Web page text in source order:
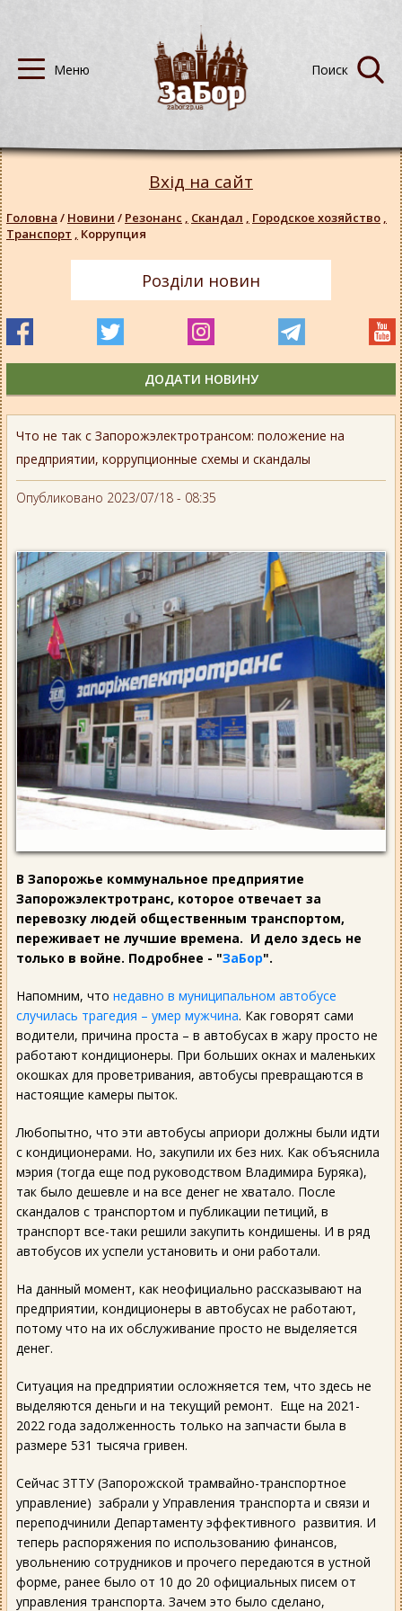
Что не так с Запорожэлектротрансом: положение на
предприятии, коррупционные схемы и скандалы
Опубликовано 2023/07/18 - 08:35
В Запорожье коммунальное предприятие
Запорожэлектротранс, которое отвечает за
перевозку людей общественным транспортом,
переживает не лучшие времена. И дело здесь не
только в войне. Подробнее - "ЗаБор".
Напомним, что недавно в муниципальном автобусе
случилась трагедия – умер мужчина. Как говорят сами
водители, причина проста – в автобусах в жару просто не
работают кондиционеры. При больших окнах и маленьких
окошках для проветривания, автобусы превращаются в
настоящие камеры пыток.
Любопытно, что эти автобусы априори должны были идти
с кондиционерами. Но, закупили их без них. Как объяснила
мэрия (тогда еще под руководством Владимира Буряка),
так было дешевле и на все денег не хватало. После
скандалов с транспортом и публикации петиций, в
транспорт все-таки решили закупить кондишены. И в ряд
автобусов их успели установить и они работали.
На данный момент, как неофициально рассказывают на
предприятии, кондиционеры в автобусах не работают,
потому что на их обслуживание просто не выделяется
денег.
Ситуация на предприятии осложняется тем, что здесь не
выделяются деньги и на текущий ремонт. Еще на 2021-
2022 года задолженность только на запчасти была в
размере 531 тысяча гривен.
Сейчас ЗТТУ (Запорожской трамвайно-транспортное
управление) забрали у Управления транспорта и связи и
переподчинили Департаменту эффективного развития. И
теперь распоряжения по использованию финансов,
увольнению сотрудников и прочего передаются в устной
форме, ранее было от 10 до 20 официальных писем от
управления транспорта. Зачем это было сделано,
Вхід на сайт
Головна / Новини / Резонанс , Скандал , Городское хозяйство ,
Транспорт , Коррупция
Розділи новин
ДОДАТИ НОВИНУ